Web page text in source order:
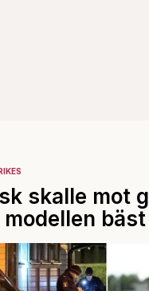
skalle mot
modellen